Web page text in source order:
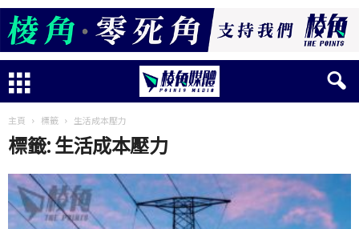
主頁 標籤 生活成本壓力
標籤: 生活成本壓力